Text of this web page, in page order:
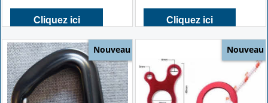
Cerf-Volant KAP Foil
8.0
Cliquez ici
Mousqueton Snap
Hook 1200 kg -
Aluminium
Cliquez ici